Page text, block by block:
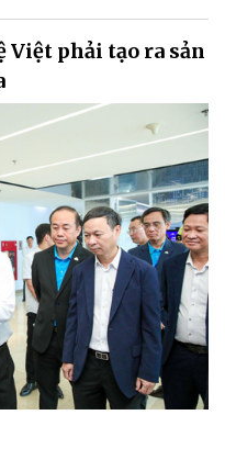
Việt phải tạo ra sản